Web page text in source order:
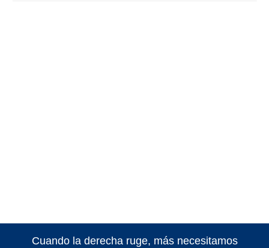
Cuando la derecha ruge, más necesitamos